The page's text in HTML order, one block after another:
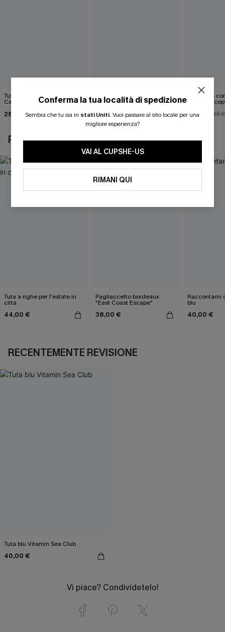
Tuta nera Sunset Over the
Cays
28,00 €35,00 €
Abito monospalla con
cintura e stampa a foglie
26,90 €
Mini abito
schiena
26,00 €
POTREBBE INTERESSARTI ANCHE
Tuta a righe per l'estate in
città
44,00 €
Pagliaccetto bordeaux
"East Coast Escape"
38,00 €
Raccontami
blu
40,00 €
RECENTEMENTE REVISIONE
Tuta blu Vitamin Sea Club
40,00 €
Vi piace? Condividetelo!
Conferma la tua località di spedizione
Sembra che tu sia in stati Uniti. Vuoi passare al sito locale per una
migliore esperienza?
VAI AL CUPSHE-US
RIMANI QUI